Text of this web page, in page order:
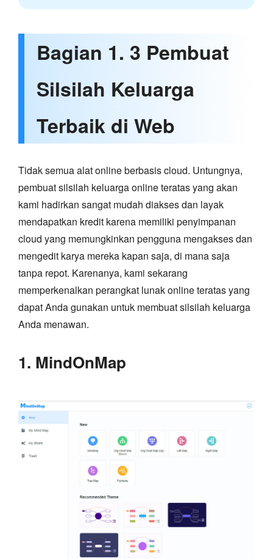
Bagian 1. 3 Pembuat
Silsilah Keluarga
Terbaik di Web
Tidak semua alat online berbasis cloud. Untungnya,
pembuat silsilah keluarga online teratas yang akan
kami hadirkan sangat mudah diakses dan layak
mendapatkan kredit karena memiliki penyimpanan
cloud yang memungkinkan pengguna mengakses dan
mengedit karya mereka kapan saja, di mana saja
tanpa repot. Karenanya, kami sekarang
memperkenalkan perangkat lunak online teratas yang
dapat Anda gunakan untuk membuat silsilah keluarga
Anda menawan.
1. MindOnMap